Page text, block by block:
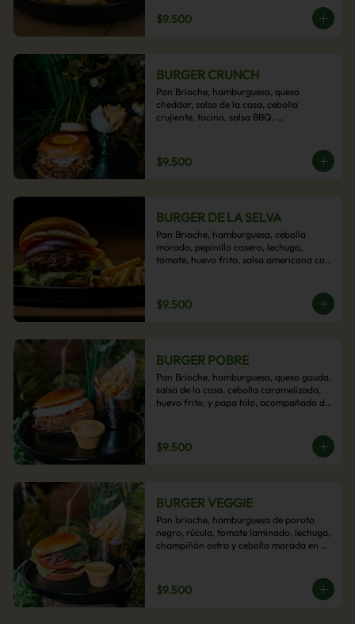
$9.500
BURGER CRUNCH
Pan Brioche, hamburguesa, queso
cheddar, salsa de la casa, cebolla
crujiente, tocino, salsa BBQ,
$9.500
BURGER DE LA SELVA
Pan Brioche, hamburguesa, cebolla
morada, pepinillo casero, lechuga,
tomate, huevo frito, salsa americana con
$9.500
BURGER POBRE
Pan Brioche, hamburguesa, queso gouda,
salsa de la casa, cebolla caramelizada,
huevo frito, y papa hilo, acompañado de
$9.500
BURGER VEGGIE
Pan brioche, hamburguesa de poroto
negro, rúcula, tomate laminado, lechuga,
champiñón ostra y cebolla morada en
$9.500